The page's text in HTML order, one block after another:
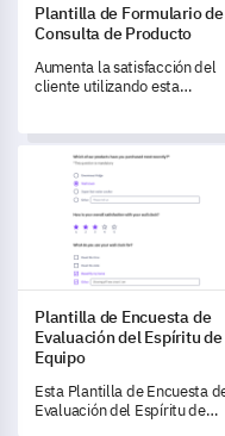
Plantilla de Formulario de
Consulta de Producto
Aumenta la satisfacción del
cliente utilizando esta
Producto.
Plantilla de Encuesta
Plantilla de Encuesta de
Evaluación del Espíritu de
Equipo
Esta Plantilla de Encuesta
Evaluación del Espíritu de